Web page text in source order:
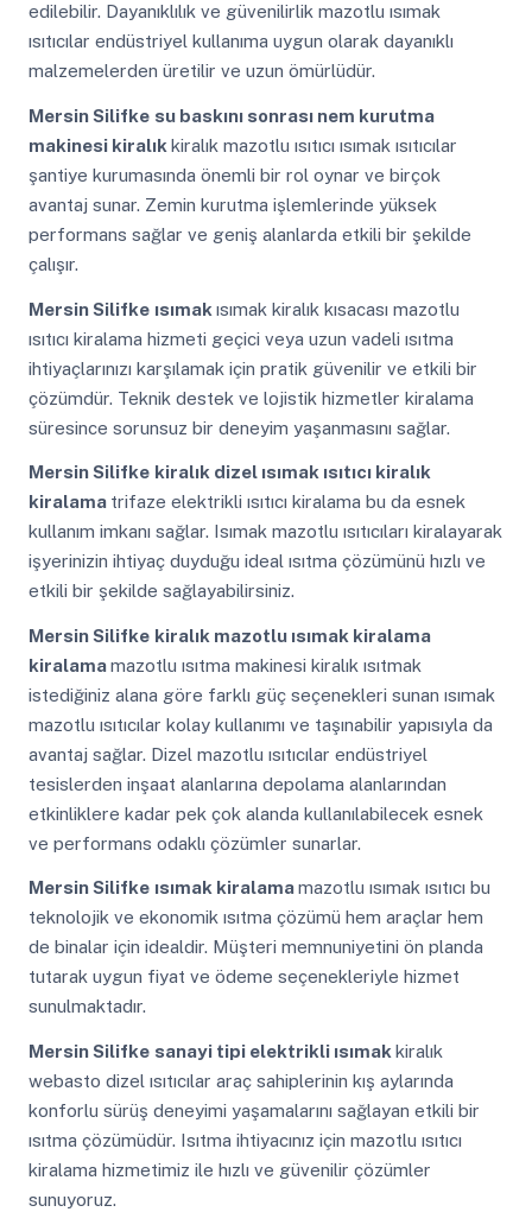
edilebilir. Dayanıklılık ve güvenilirlik mazotlu ısımak
ısıtıcılar endüstriyel kullanıma uygun olarak dayanıklı
malzemelerden üretilir ve uzun ömürlüdür.
Mersin Silifke su baskını sonrası nem kurutma
makinesi kiralık kiralık mazotlu ısıtıcı ısımak ısıtıcılar
şantiye kurumasında önemli bir rol oynar ve birçok
avantaj sunar. Zemin kurutma işlemlerinde yüksek
performans sağlar ve geniş alanlarda etkili bir şekilde
çalışır.
Mersin Silifke ısımak ısımak kiralık kısacası mazotlu
ısıtıcı kiralama hizmeti geçici veya uzun vadeli ısıtma
ihtiyaçlarınızı karşılamak için pratik güvenilir ve etkili bir
çözümdür. Teknik destek ve lojistik hizmetler kiralama
süresince sorunsuz bir deneyim yaşanmasını sağlar.
Mersin Silifke kiralık dizel ısımak ısıtıcı kiralık
kiralama trifaze elektrikli ısıtıcı kiralama bu da esnek
kullanım imkanı sağlar. Isımak mazotlu ısıtıcıları kiralayarak
işyerinizin ihtiyaç duyduğu ideal ısıtma çözümünü hızlı ve
etkili bir şekilde sağlayabilirsiniz.
Mersin Silifke kiralık mazotlu ısımak kiralama
kiralamamazotlu ısıtma makinesi kiralık ısıtmak
istediğiniz alana göre farklı güç seçenekleri sunan ısımak
mazotlu ısıtıcılar kolay kullanımı ve taşınabilir yapısıyla da
avantaj sağlar. Dizel mazotlu ısıtıcılar endüstriyel
tesislerden inşaat alanlarına depolama alanlarından
etkinliklere kadar pek çok alanda kullanılabilecek esnek
ve performans odaklı çözümler sunarlar.
Mersin Silifke ısımak kiralamamazotlu ısımak ısıtıcı bu
teknolojik ve ekonomik ısıtma çözümü hem araçlar hem
de binalar için idealdir. Müşteri memnuniyetini ön planda
tutarak uygun fiyat ve ödeme seçenekleriyle hizmet
sunulmaktadır.
Mersin Silifke sanayi tipi elektrikli ısımak kiralık
webasto dizel ısıtıcılar araç sahiplerinin kış aylarında
konforlu sürüş deneyimi yaşamalarını sağlayan etkili bir
ısıtma çözümüdür. Isıtma ihtiyacınız için mazotlu ısıtıcı
kiralama hizmetimiz ile hızlı ve güvenilir çözümler
sunuyoruz.